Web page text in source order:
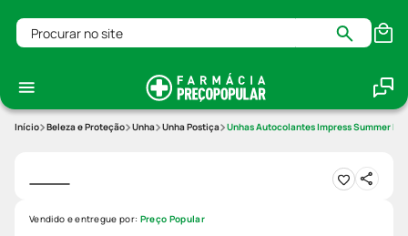
Procurar no site
Beleza e Proteção Unha Unha Postiça Unhas Autocolantes Impress Summer
Vendido e entregue por: Preço Popular